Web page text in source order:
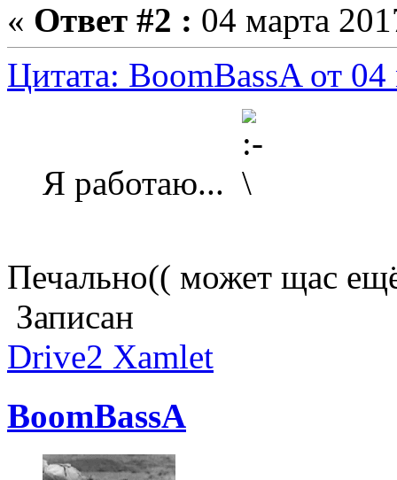
« Ответ #2 : 04 марта
Цитата: BoomBassA от
Я работаю...
Печально(( может щас
Записан
Drive2 Xamlet
BoomBassA